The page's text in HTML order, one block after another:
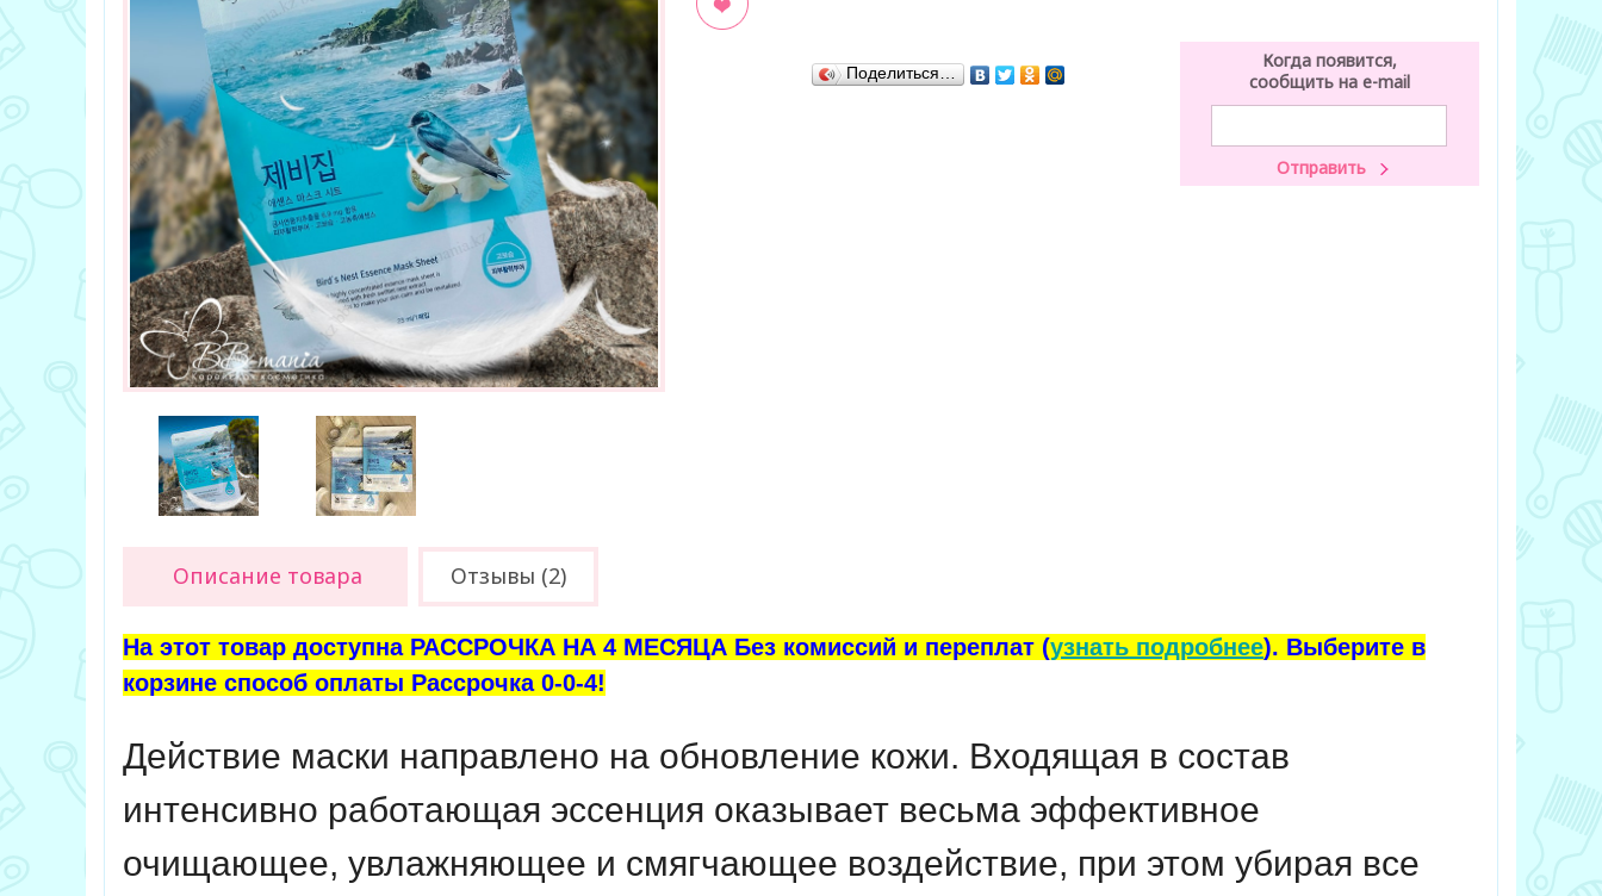
В закладки
Когда появится,
сообщить на e-mail
Поделиться…
Описание товара Отзывы (2)
На этот товар доступна РАССРОЧКА НА 4 МЕСЯЦА Без комиссий и переплат (узнать подробнее). Выберите в
корзине способ оплаты Рассрочка 0-0-4!
Действие маски направлено на обновление кожи. Входящая в состав
интенсивно работающая эссенция оказывает весьма эффективное
очищающее, увлажняющее и смягчающее воздействие, при этом убирая все